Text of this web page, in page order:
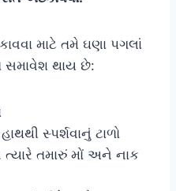
માટે તમે ઘણા પગલાં
સમાવેશ થાય છે:
સ્પર્શવાનું ટાળો
તમારું મોં અને નાક